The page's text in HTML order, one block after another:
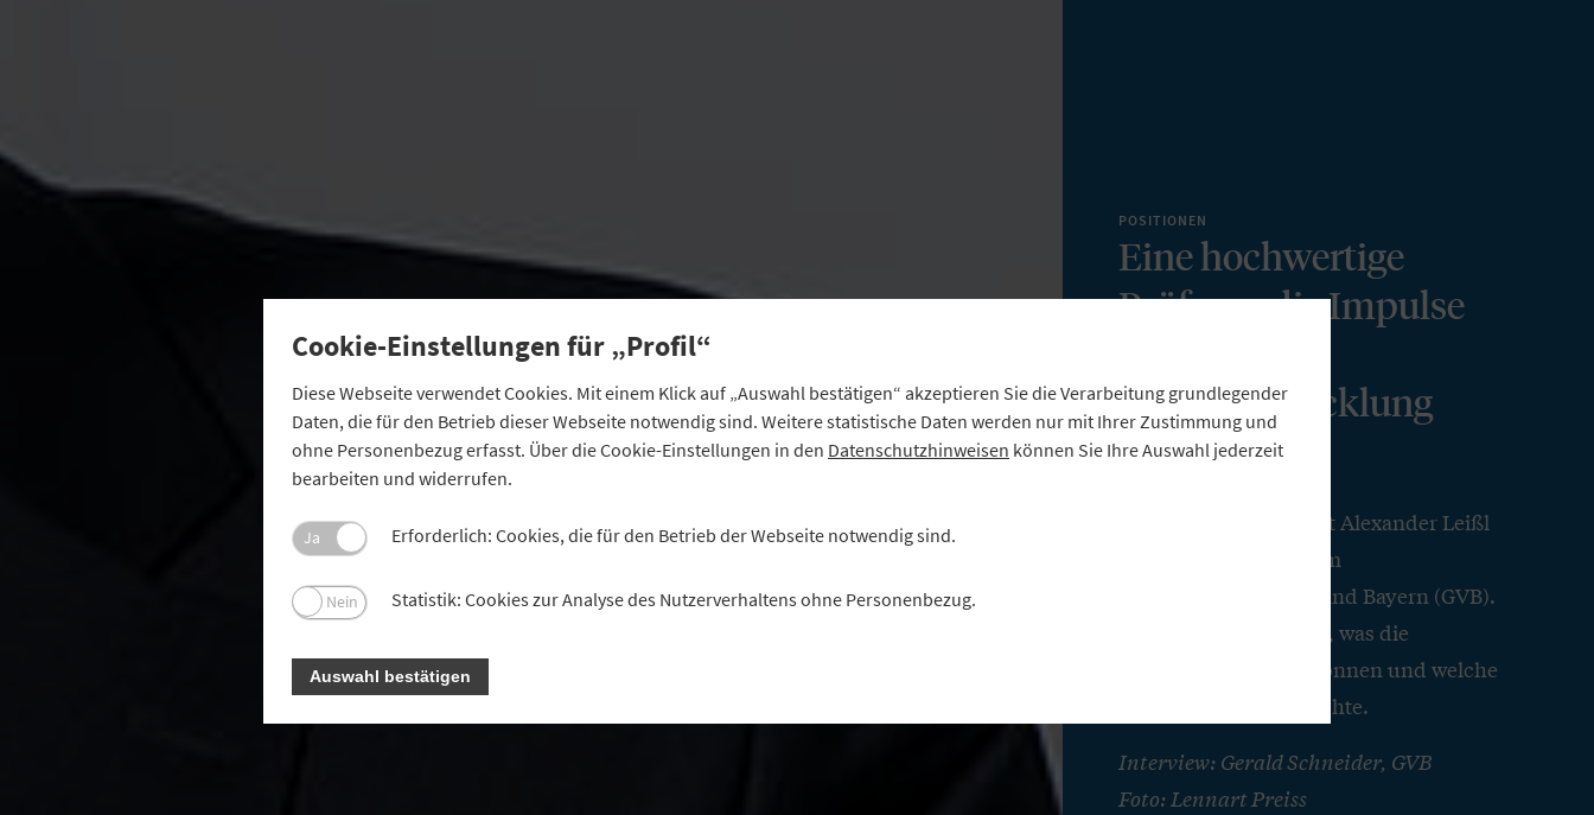
POSITIONEN
Eine hochwertige
Prüfung, die Impulse
Weiterentwicklung
liefert
Seit Anfang Oktober ist Alexander Leißl
Prüfungsvorstand beim
Genossenschaftsverband Bayern (GVB).
Im Interview erklärt er, was die
Mitglieder erwarten können und welche
Impulse er setzen möchte.
Interview: Gerald Schneider, GVB
Foto: Lennart Preiss
Cookie-Einstellungen für „Profil“
Diese Webseite verwendet Cookies. Mit einem Klick auf „Auswahl bestätigen“ akzeptieren Sie die Verarbeitung grundlegender
Daten, die für den Betrieb dieser Webseite notwendig sind. Weitere statistische Daten werden nur mit Ihrer Zustimmung und
ohne Personenbezug erfasst. Über die Cookie-Einstellungen in den Datenschutzhinweisen können Sie Ihre Auswahl jederzeit
bearbeiten und widerrufen.
Ja Erforderlich: Cookies, die für den Betrieb der Webseite notwendig sind.
Nein Statistik: Cookies zur Analyse des Nutzerverhaltens ohne Personenbezug.
Auswahl bestätigen